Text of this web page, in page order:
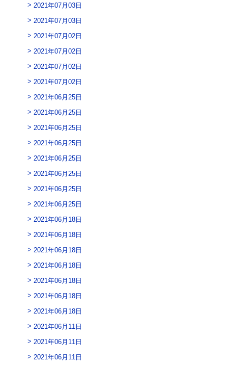
2021年07月03日
2021年07月03日
2021年07月02日
2021年07月02日
2021年07月02日
2021年07月02日
2021年06月25日
2021年06月25日
2021年06月25日
2021年06月25日
2021年06月25日
2021年06月25日
2021年06月25日
2021年06月25日
2021年06月18日
2021年06月18日
2021年06月18日
2021年06月18日
2021年06月18日
2021年06月18日
2021年06月18日
2021年06月11日
2021年06月11日
2021年06月11日